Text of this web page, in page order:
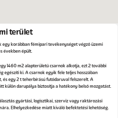
terület
egy korábban fémipari tevékenységet végző üzemi
években épült.
1460 m2 alapterületű csarnok alkotja, ezt 2 további
egészíti ki. A csarnok egyik fele teljes hosszában
és egy 2 t teherbírású futódaruval felszerelt. A
külön darupálya biztosítja a hatékony belső mozgatást.
gyártási, logisztikai, szerviz vagy raktározási
Elhelyezkedése miatt kiváló befektetési lehetőség.